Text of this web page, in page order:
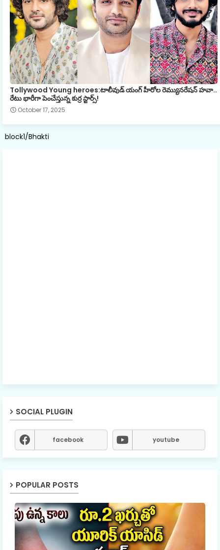
Tollywood Young heroes:టాలీవుడ్ యంగ్ హీరోల రెమ్యునరేషన్ హవా..
రేటు భారీగా పెంచేస్తున్న కుర్ర స్టార్స్!
October 17, 2025
block1/Bhakti
SOCIAL PLUGIN
facebook youtube
POPULAR POSTS